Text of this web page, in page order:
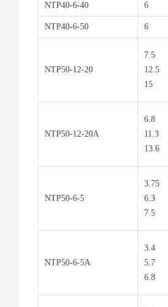
NTP40-6-40 6
NTP40-6-50 6
NTP50-12-20
7.5
12.5
15
NTP50-12-20A
6.8
11.3
13.6
NTP50-6-5
3.75
6.3
7.5
NTP50-6-5A
3.4
5.7
6.8